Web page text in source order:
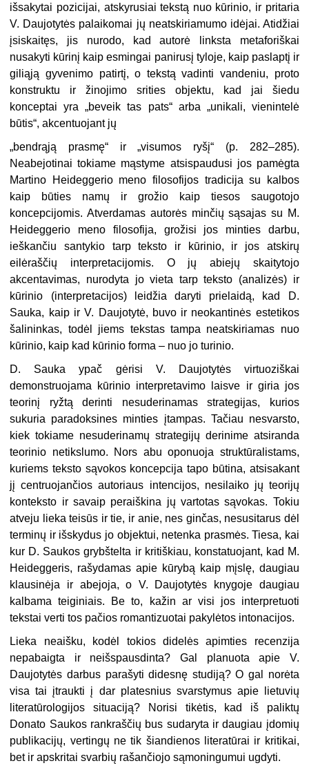
išsakytai pozicijai, atskyrusiai tekstą nuo kūrinio, ir pritaria
V. Daujotytės palaikomai jų neatskiriamumo idėjai. Atidžiai
įsiskaitęs, jis nurodo, kad autorė linksta metaforiškai
nusakyti kūrinį kaip esmingai panirusį tyloje, kaip paslaptį ir
giliąją gyvenimo patirtį, o tekstą vadinti vandeniu, proto
konstruktu ir žinojimo srities objektu, kad jai šiedu
konceptai yra „beveik tas pats“ arba „unikali, vienintelė
būtis“, akcentuojant jų
„bendrąją prasmę“ ir „visumos ryšį“ (p. 282–285).
Neabejotinai tokiame mąstyme atsispaudusi jos pamėgta
Martino Heideggerio meno filosofijos tradicija su kalbos
kaip būties namų ir grožio kaip tiesos saugotojo
koncepcijomis. Atverdamas autorės minčių sąsajas su M.
Heideggerio meno filosofija, grožisi jos minties darbu,
ieškančiu santykio tarp teksto ir kūrinio, ir jos atskirų
eilėraščių interpretacijomis. O jų abiejų skaitytojo
akcentavimas, nurodyta jo vieta tarp teksto (analizės) ir
kūrinio (interpretacijos) leidžia daryti prielaidą, kad D.
Sauka, kaip ir V. Daujotytė, buvo ir neokantinės estetikos
šalininkas, todėl jiems tekstas tampa neatskiriamas nuo
kūrinio, kaip kad kūrinio forma – nuo jo turinio.
D. Sauka ypač gėrisi V. Daujotytės virtuoziškai
demonstruojama kūrinio interpretavimo laisve ir giria jos
teorinį ryžtą derinti nesuderinamas strategijas, kurios
sukuria paradoksines minties įtampas. Tačiau nesvarsto,
kiek tokiame nesuderinamų strategijų derinime atsiranda
teorinio netikslumo. Nors abu oponuoja struktūralistams,
kuriems teksto sąvokos koncepcija tapo būtina, atsisakant
jį centruojančios autoriaus intencijos, nesilaiko jų teorijų
konteksto ir savaip peraiškina jų vartotas sąvokas. Tokiu
atveju lieka teisūs ir tie, ir anie, nes ginčas, nesusitarus dėl
terminų ir išskydus jo objektui, netenka prasmės. Tiesa, kai
kur D. Saukos grybštelta ir kritiškiau, konstatuojant, kad M.
Heideggeris, rašydamas apie kūrybą kaip mįslę, daugiau
klausinėja ir abejoja, o V. Daujotytės knygoje daugiau
kalbama teiginiais. Be to, kažin ar visi jos interpretuoti
tekstai verti tos pačios romantizuotai pakylėtos intonacijos.
Lieka neaišku, kodėl tokios didelės apimties recenzija
nepabaigta ir neišspausdinta? Gal planuota apie V.
Daujotytės darbus parašyti didesnę studiją? O gal norėta
visa tai įtraukti į dar platesnius svarstymus apie lietuvių
literatūrologijos situaciją? Norisi tikėtis, kad iš paliktų
Donato Saukos rankraščių bus sudaryta ir daugiau įdomių
publikacijų, vertingų ne tik šiandienos literatūrai ir kritikai,
bet ir apskritai svarbių rašančiojo sąmoningumui ugdyti.